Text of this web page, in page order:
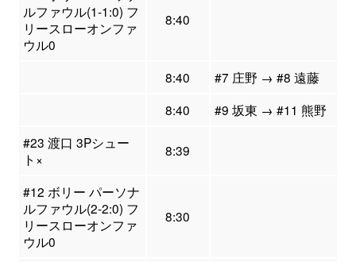
ルファウル(1-1:0) フ
リースローオンファ
ウル0
8:40
8:40
#7 庄野 → #8 遠藤
8:40
#9 坂東 → #11 熊野
#23 渡口 3Pシュー
ト×
8:39
#12 ボリー パーソナ
ルファウル(2-2:0) フ
リースローオンファ
ウル0
8:30